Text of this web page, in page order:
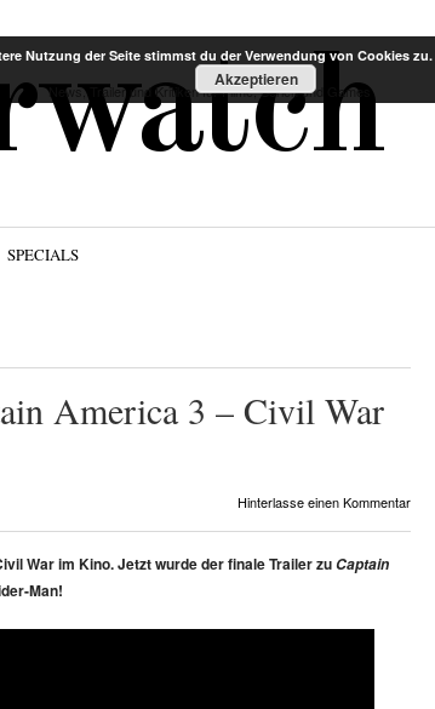
News, Trailer und Kritiken für Filme, Serien und Games
SPECIALS
America 3 – Civil War
Hinterlasse einen Kommentar
War im Kino. Jetzt wurde der finale Trailer zu Captain
Man!
Nutzung der Seite stimmst du der Verwendung von Cookies zu.
Akzeptieren